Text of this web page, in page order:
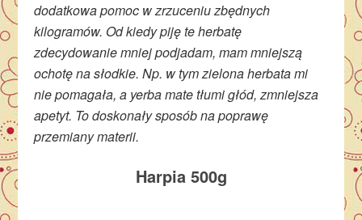
dodatkowa pomoc w zrzuceniu zbędnych
kilogramów. Od kiedy piję te herbatę
zdecydowanie mniej podjadam, mam mniejszą
ochotę na słodkie. Np. w tym zielona herbata mi
nie pomagała, a yerba mate tłumi głód, zmniejsza
apetyt. To doskonały sposób na poprawę
przemiany materii.
Harpia 500g